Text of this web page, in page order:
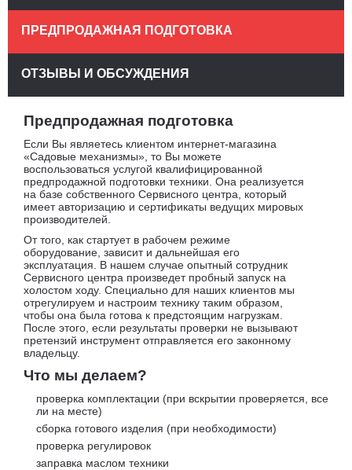
Предпродажная подготовка
Если Вы являетесь клиентом интернет-магазина
«Садовые механизмы», то Вы можете
воспользоваться услугой квалифицированной
предпродажной подготовки техники. Она реализуется
на базе собственного Сервисного центра, который
имеет авторизацию и сертификаты ведущих мировых
производителей.
От того, как стартует в рабочем режиме
оборудование, зависит и дальнейшая его
эксплуатация. В нашем случае опытный сотрудник
Сервисного центра произведет пробный запуск на
холостом ходу. Специально для наших клиентов мы
отрегулируем и настроим технику таким образом,
чтобы она была готова к предстоящим нагрузкам.
После этого, если результаты проверки не вызывают
претензий инструмент отправляется его законному
владельцу.
Что мы делаем?
проверка комплектации (при вскрытии проверяется, все
ли на месте)
сборка готового изделия (при необходимости)
проверка регулировок
заправка маслом техники
ПРЕДПРОДАЖНАЯ ПОДГОТОВКА
ОТЗЫВЫ И ОБСУЖДЕНИЯ